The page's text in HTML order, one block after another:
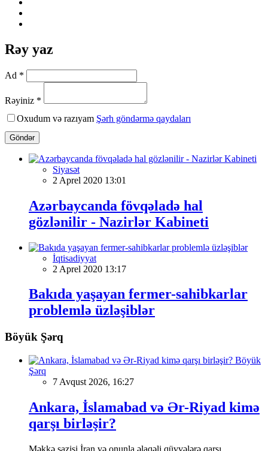
Rəy yaz
Ad *
Rəyiniz *
Oxudum və razıyam Şərh göndərmə qaydaları
Göndər
Siyasət
2 Aprel 2020 13:01
Azərbaycanda fövqəladə hal
gözlənilir - Nazirlər Kabineti
İqtisadiyyat
2 Aprel 2020 13:17
Bakıda yaşayan fermer-sahibkarlar
problemlə üzləşiblər
Böyük Şərq
Böyük
Şərq
7 Avqust 2026, 16:27
Ankara, İslamabad və Ər-Riyad kimə
qarşı birləşir?
Məkkə sazişi İran və onunla əlaqəli qüvvələrə qarşı